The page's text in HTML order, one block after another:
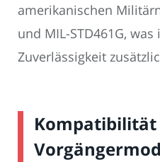
amerikanischen
und MIL-STD461G,
Zuverlässigkeit